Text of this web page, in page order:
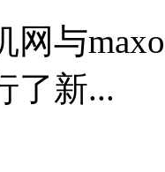
网与
了新...